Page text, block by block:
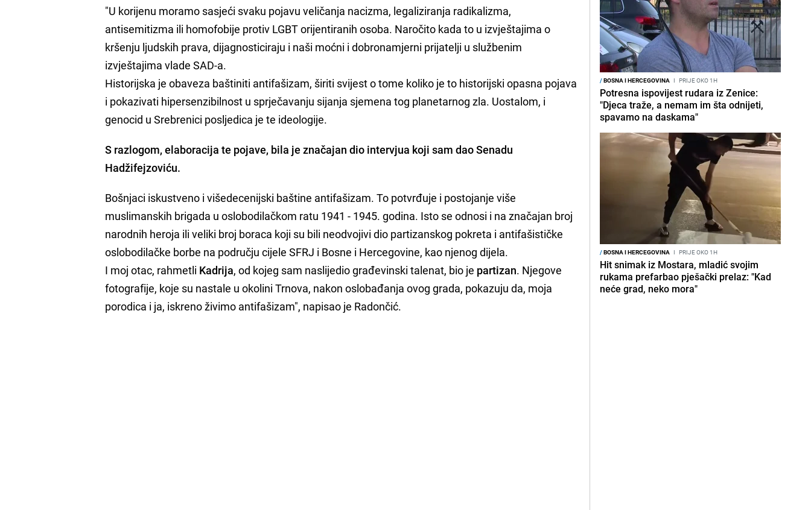
"U korijenu moramo sasjeći svaku pojavu veličanja nacizma, legaliziranja radikalizma,
antisemitizma ili homofobije protiv LGBT orijentiranih osoba. Naročito kada to u izvještajima o
kršenju ljudskih prava, dijagnosticiraju i naši moćni i dobronamjerni prijatelji u službenim
izvještajima vlade SAD-a.
Historijska je obaveza baštiniti antifašizam, širiti svijest o tome koliko je to historijski opasna pojava
i pokazivati hipersenzibilnost u sprječavanju sijanja sjemena tog planetarnog zla. Uostalom, i
genocid u Srebrenici posljedica je te ideologije.
S razlogom, elaboracija te pojave, bila je značajan dio intervjua koji sam dao Senadu
Hadžifejzoviću.
Bošnjaci iskustveno i višedecenijski baštine antifašizam. To potvrđuje i postojanje više
muslimanskih brigada u oslobodilačkom ratu 1941 - 1945. godina. Isto se odnosi i na značajan broj
narodnih heroja ili veliki broj boraca koji su bili neodvojivi dio partizanskog pokreta i antifašističke
oslobodilačke borbe na području cijele SFRJ i Bosne i Hercegovine, kao njenog dijela.
I moj otac, rahmetli Kadrija, od kojeg sam naslijedio građevinski talenat, bio je partizan. Njegove
fotografije, koje su nastale u okolini Trnova, nakon oslobađanja ovog grada, pokazuju da, moja
porodica i ja, iskreno živimo antifašizam", napisao je Radončić.
/BOSNA I HERCEGOVINA I PRIJE OKO 1H
Potresna ispovijest rudara iz Zenice:
"Djeca traže, a nemam im šta odnijeti,
spavamo na daskama"
/BOSNA I HERCEGOVINA I PRIJE OKO 1H
Hit snimak iz Mostara, mladić svojim
rukama prefarbao pješački prelaz: "Kad
neće grad, neko mora"